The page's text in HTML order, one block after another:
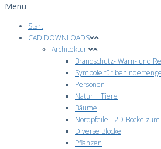
Menü
Start
CAD DOWNLOADS
Architektur
Brandschutz- Warn- und
Symbole für
Personen
Natur + Tiere
Bäume
Nordpfeile - 2D-Böcke
Diverse Blöcke
Pflanzen